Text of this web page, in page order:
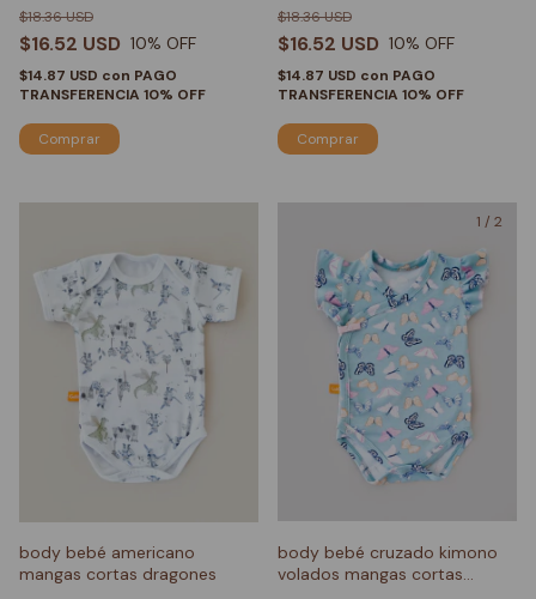
$16.52 USD
$18.36 USD
10% OFF
$14.87 USD con PAGO
TRANSFERENCIA 10% OFF
Comprar
$16.52 USD
$18.36 USD
10% OFF
$14.87 USD con PAGO
TRANSFERENCIA 10% OFF
Comprar
body bebé americano
mangas cortas dragones
1 / 2
body bebé cruzado kimono
volados mangas cortas